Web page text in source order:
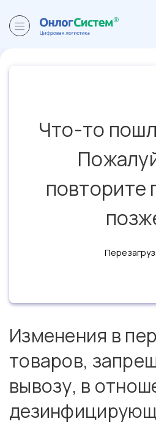
Что-то
повторите
Изменения в
товаров,
вывозу, в